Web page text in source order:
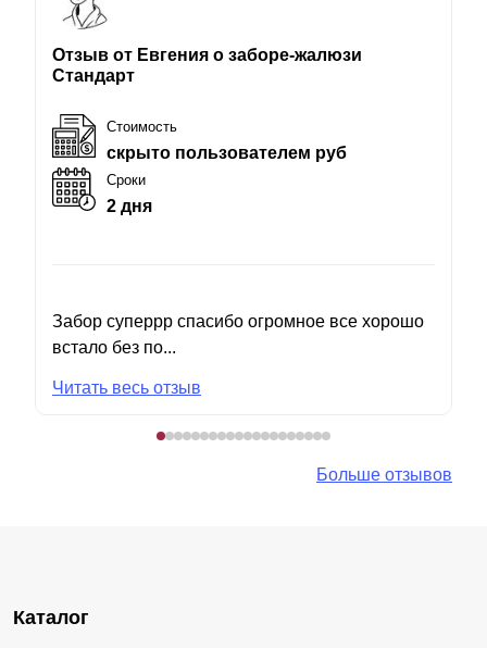
Отзыв от Евгения о заборе-жалюзи
Стандарт
Стоимость
скрыто пользователем руб
Сроки
2 дня
Забор суперрр спасибо огромное все хорошо
встало без по...
Читать весь отзыв
Больше отзывов
Каталог